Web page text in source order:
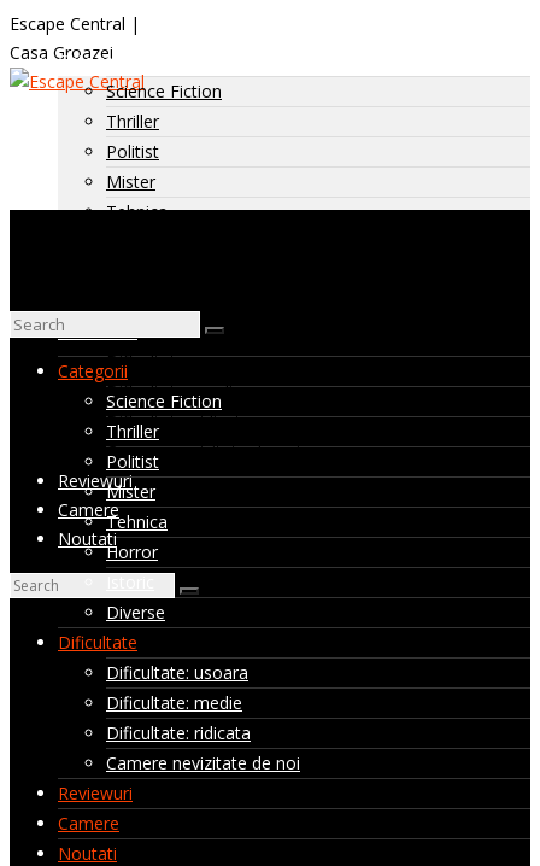
Escape Central |
Casa Groazei
Categorii
Science Fiction
Thriller
Politist
Mister
Tehnica
Dificultate
Dificultate: usoara
Dificultate: medie
Dificultate: ridicata
Camere nevizitate de noi
Reviewuri
Camere
Noutati
Categorii
Science Fiction
Thriller
Politist
Mister
Tehnica
Horror
Diverse
Dificultate
Dificultate: usoara
Dificultate: medie
Dificultate: ridicata
Camere nevizitate de noi
Reviewuri
Camere
Noutati